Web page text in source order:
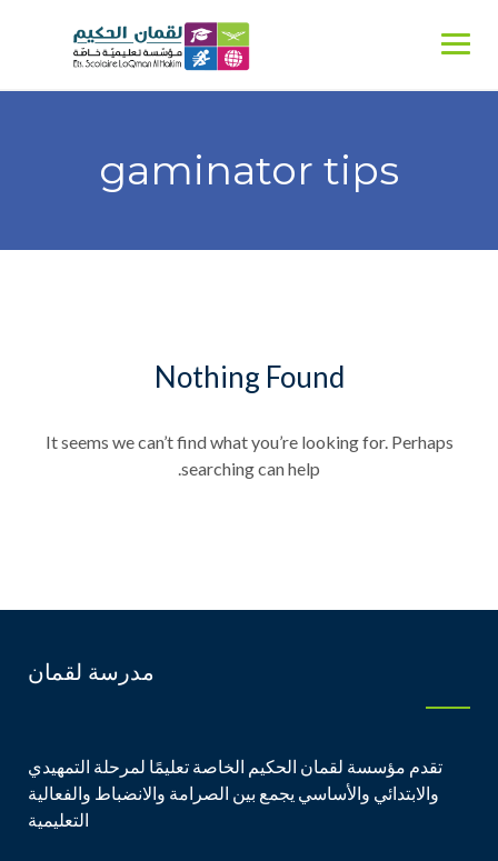
gaminator tips
Nothing Found
It seems we can’t find what you’re looking for. Perhaps
searching can help.
مدرسة لقمان
تقدم مؤسسة لقمان الحكيم الخاصة تعليمًا لمرحلة التمهيدي
والابتدائي والأساسي يجمع بين الصرامة والانضباط والفعالية
التعليمية